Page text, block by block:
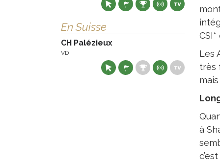
CSI*
Les
très
à
En Suisse
CH Palézieux
VD